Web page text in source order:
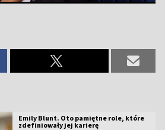
Emily Blunt. Oto pamiętne role, które
zdefiniowały jej karierę